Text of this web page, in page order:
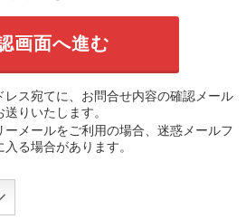
ス宛てに、お問合せ内容の確認メール
送りいたします。
メールをご利用の場合、迷惑メールフ
入る場合があります。